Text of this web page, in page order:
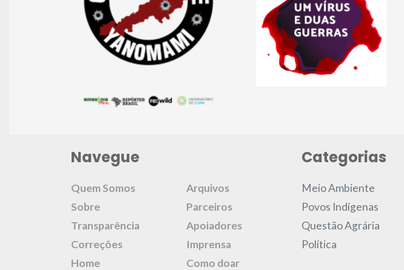
Navegue
Quem Somos
Sobre
Transparência
Correções
Home
Arquivos
Parceiros
Apoiadores
Imprensa
Como doar
Categorias
Meio Ambiente
Povos Indígenas
Questão Agrária
Política